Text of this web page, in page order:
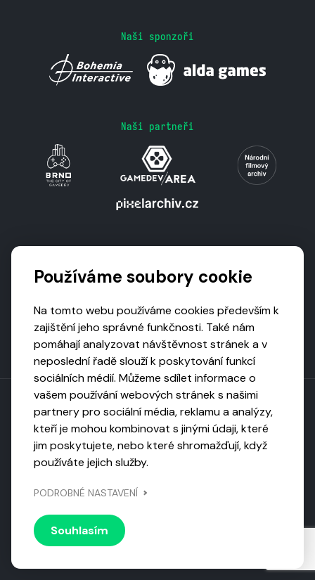
Naši sponzoři
Naši partneři
Toto dílo podléhá licenci CC BY-NC-ND
Uveďte původ, neužívejte komerčně, nezpracovávejte.
Národní knihovnou ČR
© 2026 Visiongame. Všechna práva vyhrazena.
ochrany soukromí
Používáme soubory cookie
Na tomto webu používáme cookies především k
zajištění jeho správné funkčnosti. Také nám
pomáhají analyzovat návštěvnost stránek a v
neposlední řadě slouží k poskytování funkcí
sociálních médií. Můžeme sdílet informace o
vašem používání webových stránek s našimi
partnery pro sociální média, reklamu a analýzy,
kteří je mohou kombinovat s jinými údaji, které
jim poskytujete, nebo které shromažďují, když
používáte jejich služby.
PODROBNÉ NASTAVENÍ
Souhlasím